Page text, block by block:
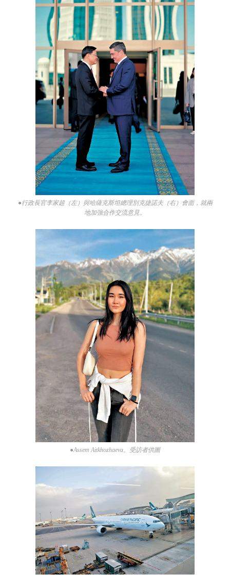
●行政長官李家超（左）與哈薩克斯坦總理別克捷諾夫（右）會面，就兩
地加強合作交流意見。
●Assem Aitkhozhaeva。受訪者供圖